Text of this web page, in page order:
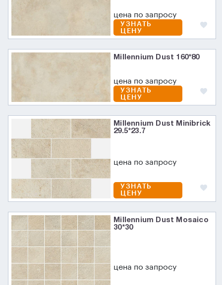
цена по запросу
УЗНАТЬ
ЦЕНУ
Millennium Dust 160*80
цена по запросу
УЗНАТЬ
ЦЕНУ
Millennium Dust Minibrick
29.5*23.7
цена по запросу
УЗНАТЬ
ЦЕНУ
Millennium Dust Mosaico
30*30
цена по запросу